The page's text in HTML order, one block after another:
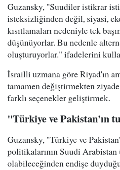
Guzansky, "Suudiler istikrar
isteksizliğinden değil, siyasi,
kısıtlamaları nedeniyle tek
düşünüyorlar. Bu nedenle
oluşturuyorlar." ifadelerini
İsrailli uzmana göre Riyad'ın
tamamen değiştirmekten
farklı seçenekler geliştirmek.
"Türkiye ve Pakistan'ın
Guzansky, "Türkiye ve
politikalarının Suudi
olabileceğinden endişe